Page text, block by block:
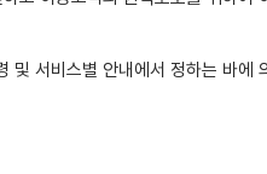
및 서비스별 안내에서 정하는 바에